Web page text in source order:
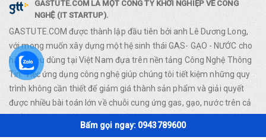
GASTUTE.COM LÀ MỘT CÔNG TY KHỞI NGHIỆP VỀ CÔNG
NGHỆ (IT STARTUP).
GASTUTE.COM được thành lập đầu tiên bởi anh Lê Dương Long,
với mong muốn xây dựng một hệ sinh thái GAS- GẠO - NƯỚC cho
hàng tiêu dùng tại Việt Nam đựa trên nền tảng Công Nghệ Thông
Tin. Việc ứng dụng công nghệ giúp chúng tôi tiết kiệm những quy
trình không cần thiết để giảm giá thành sản phẩm và giải quyết
được nhiều bài toán lớn về chuỗi cung ứng gas, gạo, nước trên cả
nước.
Bấm gọi ngay: 0943789600